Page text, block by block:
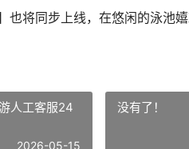
将同步上线，在悠闲的泳池
人工客服24
2026-05-15
没有了！